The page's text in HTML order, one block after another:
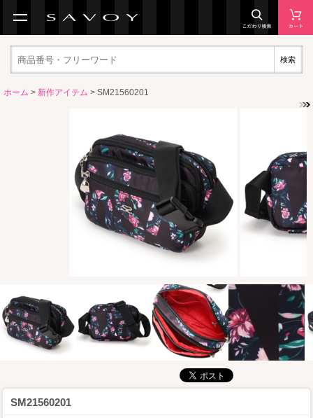
検索
ホーム > 新作アイテム > SM21560201
SM21560201